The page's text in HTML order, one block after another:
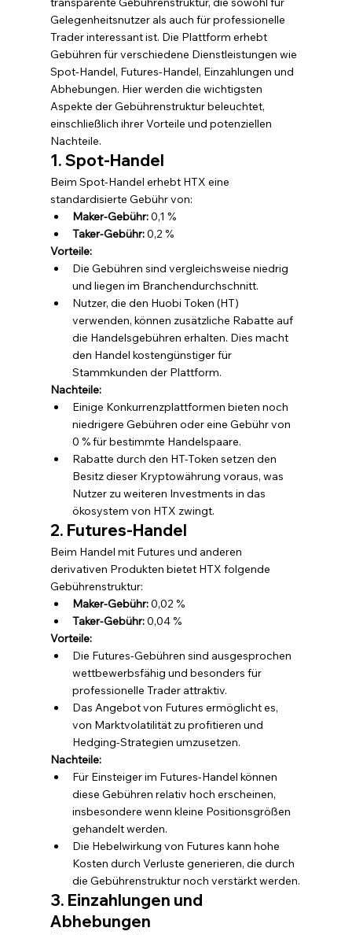
Gelegenheitsnutzer als auch für professionelle
Trader interessant ist. Die Plattform erhebt
Gebühren für verschiedene Dienstleistungen wie
Spot-Handel, Futures-Handel, Einzahlungen und
Abhebungen. Hier werden die wichtigsten
Aspekte der Gebührenstruktur beleuchtet,
einschließlich ihrer Vorteile und potenziellen
Nachteile.
1. Spot-Handel
Beim Spot-Handel erhebt HTX eine
standardisierte Gebühr von:
Maker-Gebühr: 0,1 %
Taker-Gebühr: 0,2 %
Vorteile:
Die Gebühren sind vergleichsweise niedrig
und liegen im Branchendurchschnitt.
Nutzer, die den Huobi Token (HT)
verwenden, können zusätzliche Rabatte auf
die Handelsgebühren erhalten. Dies macht
den Handel kostengünstiger für
Stammkunden der Plattform.
Nachteile:
Einige Konkurrenzplattformen bieten noch
niedrigere Gebühren oder eine Gebühr von
0 % für bestimmte Handelspaare.
Rabatte durch den HT-Token setzen den
Besitz dieser Kryptowährung voraus, was
Nutzer zu weiteren Investments in das
ökosystem von HTX zwingt.
2. Futures-Handel
Beim Handel mit Futures und anderen
derivativen Produkten bietet HTX folgende
Gebührenstruktur:
Maker-Gebühr: 0,02 %
Taker-Gebühr: 0,04 %
Vorteile:
Die Futures-Gebühren sind ausgesprochen
wettbewerbsfähig und besonders für
professionelle Trader attraktiv.
Das Angebot von Futures ermöglicht es,
von Marktvolatilität zu profitieren und
Hedging-Strategien umzusetzen.
Nachteile:
Für Einsteiger im Futures-Handel können
diese Gebühren relativ hoch erscheinen,
insbesondere wenn kleine Positionsgrößen
gehandelt werden.
Die Hebelwirkung von Futures kann hohe
Kosten durch Verluste generieren, die durch
die Gebührenstruktur noch verstärkt werden.
3. Einzahlungen und
Abhebungen